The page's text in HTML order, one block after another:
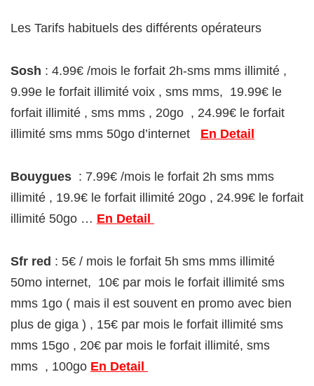
Les Tarifs habituels des différents opérateurs
Sosh : 4.99€ /mois le forfait 2h-sms mms illimité ,
9.99e le forfait illimité voix , sms mms, 19.99€ le
forfait illimité , sms mms , 20go , 24.99€ le forfait
illimité sms mms 50go d’internet En Detail
Bouygues : 7.99€ /mois le forfait 2h sms mms
illimité , 19.9€ le forfait illimité 20go , 24.99€ le forfait
illimité 50go … En Detail
Sfr red : 5€ / mois le forfait 5h sms mms illimité
50mo internet, 10€ par mois le forfait illimité sms
mms 1go ( mais il est souvent en promo avec bien
plus de giga ) , 15€ par mois le forfait illimité sms
mms 15go , 20€ par mois le forfait illimité, sms
mms , 100go En Detail